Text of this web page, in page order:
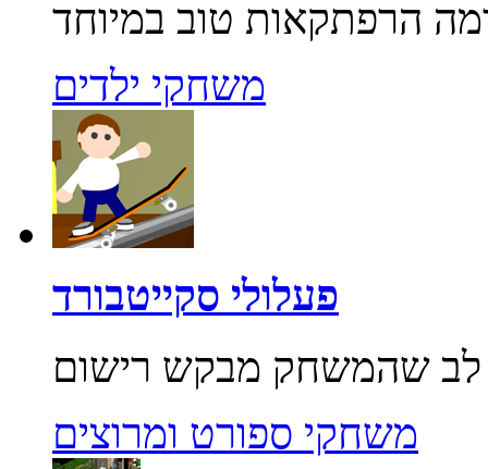
משחקי ילדים
פעלולי סקייטבורד
משחקי ספורט ומרוצים